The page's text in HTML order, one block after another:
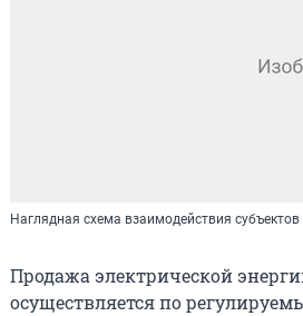
Наглядная схема взаимодействия субъектов
Продажа электрической
осуществляется по